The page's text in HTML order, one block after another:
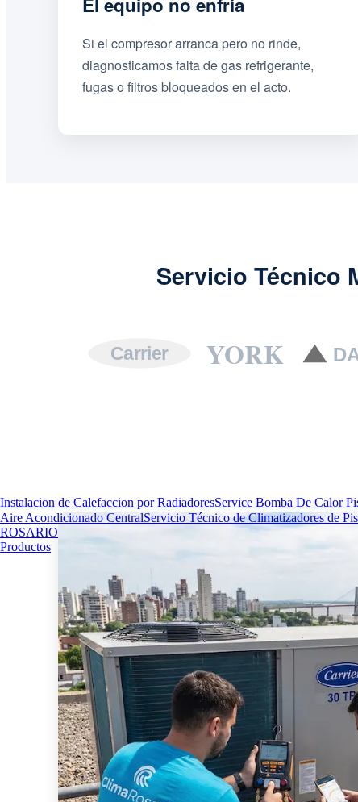
Instalacion de Calefaccion por RadiadoresService Bomba De Calor
Aire Acondicionado CentralServicio Técnico de Climatizadores de
ROSARIO
Productos
Si el compresor arranca pero no rinde,
diagnosticamos falta de gas refrigerante,
fugas o filtros bloqueados en el acto.
Servicio Técnico
Carrier YORK